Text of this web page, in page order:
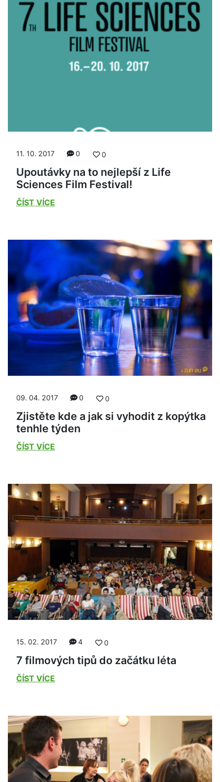
11. 10. 2017 0 0
Upoutávky na to nejlepší z Life
Sciences Film Festival!
ČÍST VÍCE
09. 04. 2017 0 0
Zjistěte kde a jak si vyhodit z kopýtka
tenhle týden
ČÍST VÍCE
15. 02. 2017 4 0
7 filmových tipů do začátku léta
ČÍST VÍCE